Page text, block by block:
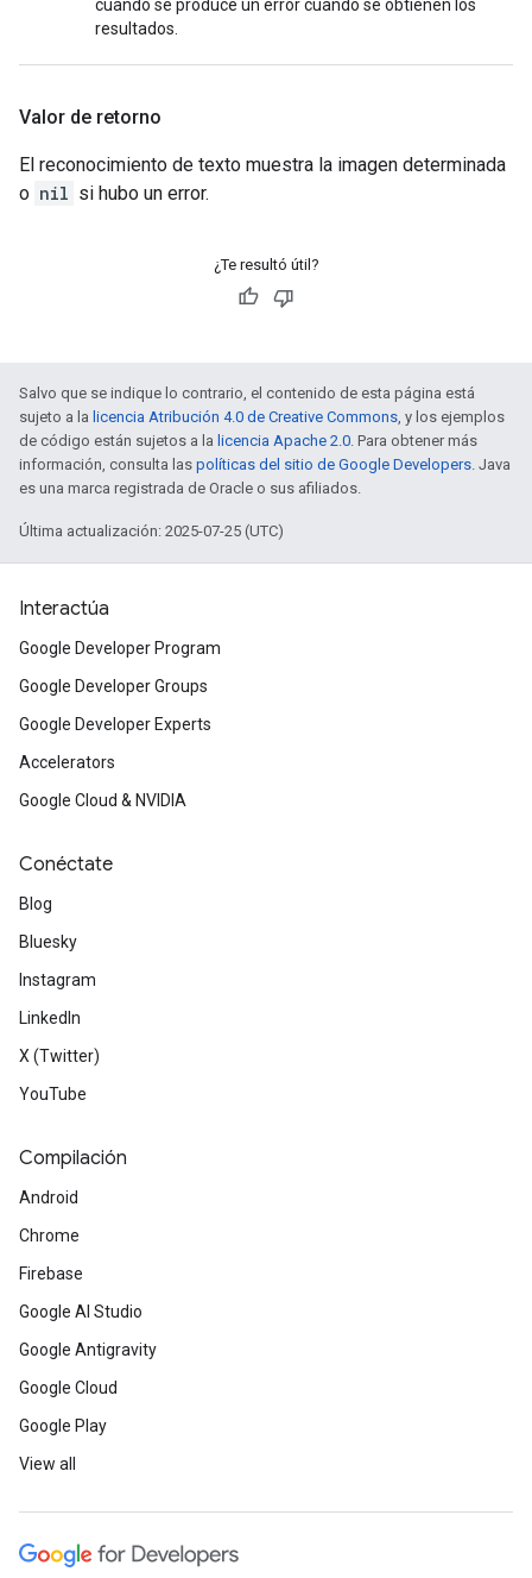
cuando se produce un error cuando se obtienen los
resultados.
Valor de retorno
El reconocimiento de texto muestra la imagen determinada
o nil si hubo un error.
¿Te resultó útil?
Salvo que se indique lo contrario, el contenido de esta página está
sujeto a la licencia Atribución 4.0 de Creative Commons, y los ejemplos
de código están sujetos a la licencia Apache 2.0. Para obtener más
información, consulta las políticas del sitio de Google Developers. Java
es una marca registrada de Oracle o sus afiliados.
Última actualización: 2025-07-25 (UTC)
Interactúa
Google Developer Program
Google Developer Groups
Google Developer Experts
Accelerators
Google Cloud & NVIDIA
Conéctate
Blog
Bluesky
Instagram
LinkedIn
X (Twitter)
YouTube
Compilación
Android
Chrome
Firebase
Google AI Studio
Google Antigravity
Google Cloud
Google Play
View all